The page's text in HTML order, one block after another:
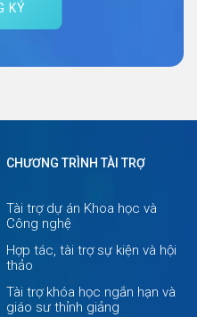
KÝ
CHƯƠNG TRÌNH TÀI TRỢ
Tài trợ dự án Khoa học và
Công nghệ
Hợp tác, tài trợ sự kiện và hội
thảo
Tài trợ khóa học ngắn hạn và
giáo sư thỉnh giảng